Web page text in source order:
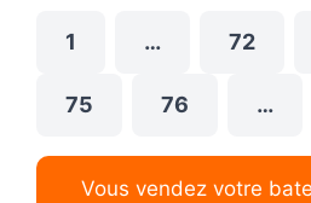
1 … 72
75 76 …
Vous vendez votre